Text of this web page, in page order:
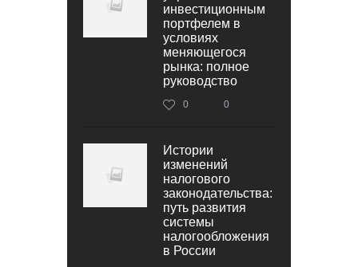
инвестиционным
портфелем в
условиях
меняющегося
рынка: полное
руководство
0 0
Истории
изменений
налогового
законодательства:
путь развития
системы
налогообложения
в России